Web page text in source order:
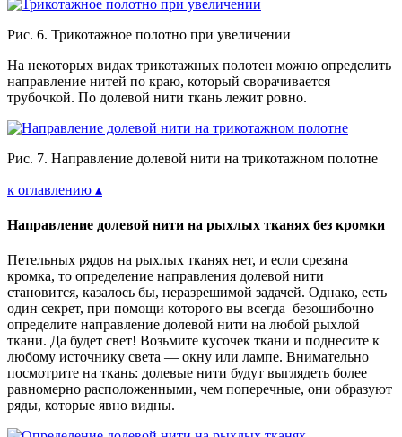
Рис. 6. Трикотажное полотно при увеличении
На некоторых видах трикотажных полотен можно определить
направление нитей по краю, который сворачивается
трубочкой. По долевой нити ткань лежит ровно.
Рис. 7. Направление долевой нити на трикотажном полотне
к оглавлению ▴
Направление долевой нити на рыхлых тканях без кромки
Петельных рядов на рыхлых тканях нет, и если срезана
кромка, то определение направления долевой нити
становится, казалось бы, неразрешимой задачей. Однако, есть
один секрет, при помощи которого вы всегда безошибочно
определите направление долевой нити на любой рыхлой
ткани. Да будет свет! Возьмите кусочек ткани и поднесите к
любому источнику света — окну или лампе. Внимательно
посмотрите на ткань: долевые нити будут выглядеть более
равномерно расположенными, чем поперечные, они образуют
ряды, которые явно видны.